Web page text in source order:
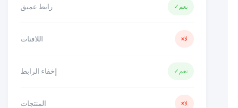
رابط عميق ✓ نعم
اللافتات ×لا
إخفاء الرابط ✓ نعم
المنتجات ×لا